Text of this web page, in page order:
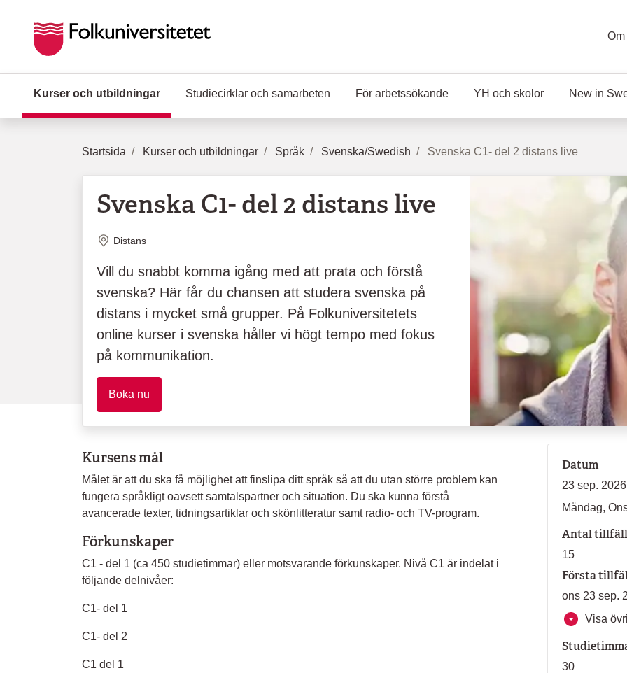
Kurser och utbildningar (Aktuell sida)
Studiecirklar och samarbeten För arbetssökande YH och skolor New in
Startsida Kurser och utbildningar Språk Svenska/Swedish Svenska C1- del 2 distans live
Svenska C1- del 2 distans live
Plats
Distans
Vill du snabbt komma igång med att prata och förstå
svenska? Här får du chansen att studera svenska på
distans i mycket små grupper. På Folkuniversitetets
online kurser i svenska håller vi högt tempo med fokus
på kommunikation.
Boka nu
Kursens mål
Målet är att du ska få möjlighet att finslipa ditt språk så att du utan större problem kan
fungera språkligt oavsett samtalspartner och situation. Du ska kunna förstå
avancerade texter, tidningsartiklar och skönlitteratur samt radio- och TV-program.
Förkunskaper
C1 - del 1 (ca 450 studietimmar) eller motsvarande förkunskaper. Nivå C1 är indelat i
följande delnivåer:
C1- del 1
C1- del 2
C1 del 1
Datum
23 sep.
Måndag,
Antal
15
Första
ons 23 sep.
Visa
30